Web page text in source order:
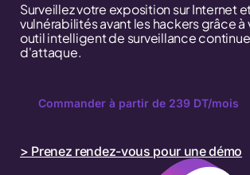
Surveillez votre exposition sur Internet
vulnérabilités avant les hackers grâce à
outil intelligent de surveillance
d'attaque.
Commander à partir de 239 DT/mois
> Prenez rendez-vous pour une démo